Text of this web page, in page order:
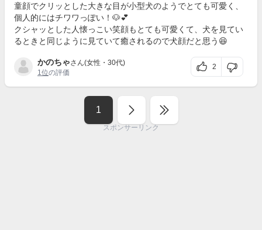
童顔でクリッとした大きな目が小型犬のようでとても可愛く、
個人的にはチワワっぽい！🐶💕
クシャッとした人懐っこい笑顔もとても可愛くて、犬を見てい
るときと同じように見ていて癒されるので犬顔だと思う😆
かのちゃさん(女性・30代)
1位の評価
2
1
スポンサーリンク